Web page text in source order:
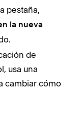
pestaña,
la nueva
de
usa una
cambiar cómo